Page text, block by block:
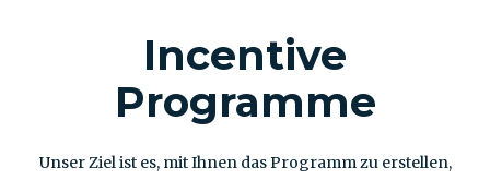
Incentive
Programme
Unser Ziel ist es, mit Ihnen das Programm zu erstellen,